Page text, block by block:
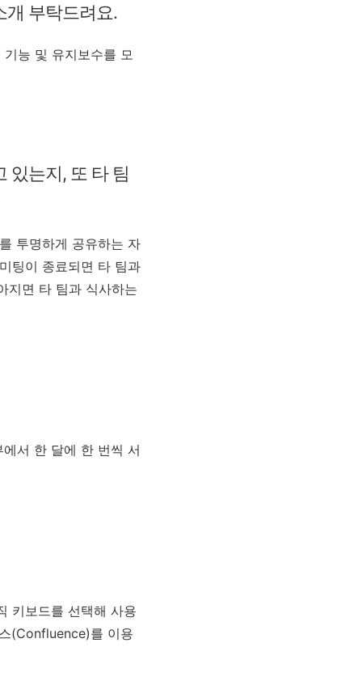
개 부탁드려요.
능 및 유지보수를 모
있는지, 또 타 팀
투명하게 공유하는 자
팅이 종료되면 타 팀과
지면 타 팀과 식사하는
서 한 달에 한 번씩 서
키보드를 선택해 사용
(Confluence)를 이용